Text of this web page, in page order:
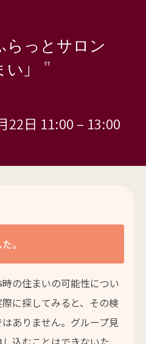
らっとサロン
い」
22日 11:00 – 13:00
。
の住まいの可能性につい
に探してみると、その検
ありません。グループ見